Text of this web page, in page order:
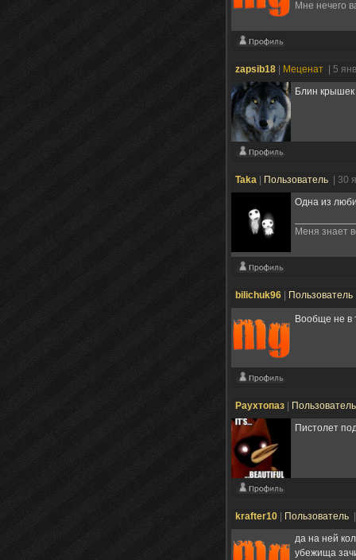
Мне нечего
zapsib18 Меценат
| 5
Блин крышек
Taka Пользователь
| 30
Одна из
Меня знает
bilichuk96 Пользователь
Вообще не в
Раухтопаз
Пистолет
krafter10 Пользователь
да на ней
убежища